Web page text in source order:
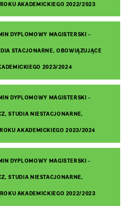
AKADEMICKIEGO 2022/2023
DYPLOMOWY MAGISTERSKI -
STACJONARNE, OBOWIĄZUJĄCE
2023/2024
DYPLOMOWY MAGISTERSKI -
STUDIA NIESTACJONARNE,
AKADEMICKIEGO 2023/2024
DYPLOMOWY MAGISTERSKI -
STUDIA NIESTACJONARNE,
AKADEMICKIEGO 2022/2023